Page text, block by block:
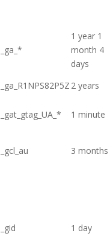
_ga_*
1 year 1
month 4
days
_ga_R1NPS82P5Z 2 years
_gat_gtag_UA_*
1 minute
_gcl_au 3 months
_gid 1 day